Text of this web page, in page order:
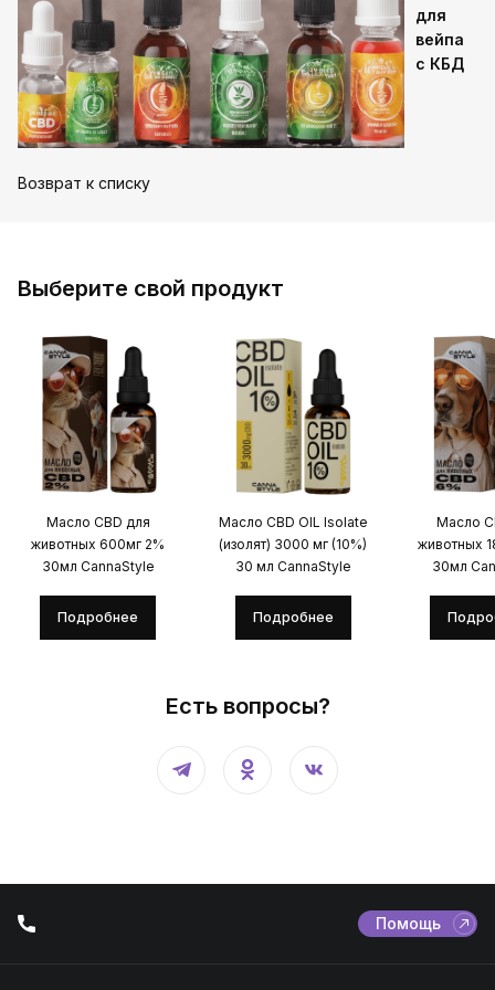
для
вейпа
с КБД
Возврат к списку
Выберите свой продукт
Масло CBD для
животных 600мг 2%
30мл CannaStyle
Подробнее
Масло CBD OIL Isolate
(изолят) 3000 мг (10%)
30 мл CannaStyle
Подробнее
Масло
животных
30мл
Есть вопросы?
Помощь